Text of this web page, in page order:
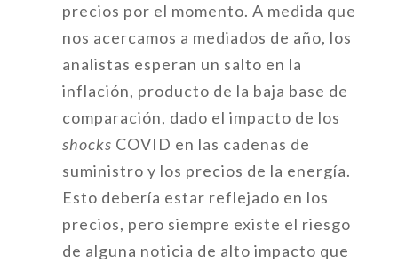
precios por el momento. A medida que
nos acercamos a mediados de año, los
analistas esperan un salto en la
inflación, producto de la baja base de
comparación, dado el impacto de los
shocks COVID en las cadenas de
suministro y los precios de la energía.
Esto debería estar reflejado en los
precios, pero siempre existe el riesgo
de alguna noticia de alto impacto que